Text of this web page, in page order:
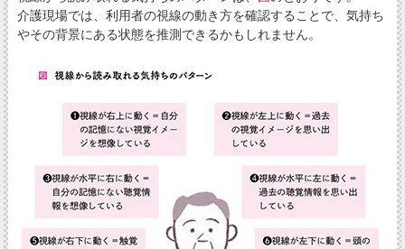
介護現場では、利用者の視線の動き方を確認することで、気持ち
やその背景にある状態を推測できるかもしれません。